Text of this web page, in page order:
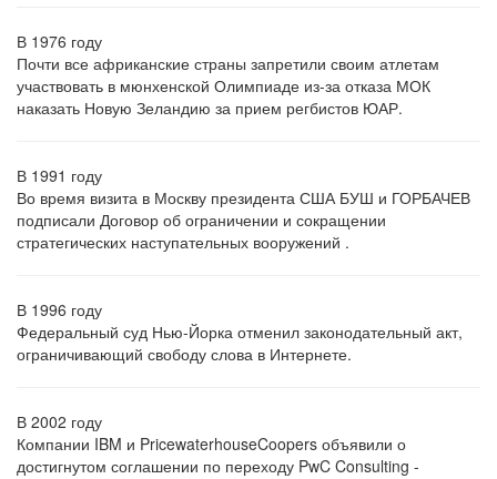
В 1976 году
Почти все африканские страны запретили своим атлетам
участвовать в мюнхенской Олимпиаде из-за отказа МОК
наказать Новую Зеландию за прием регбистов ЮАР.
В 1991 году
Во время визита в Москву президента США БУШ и ГОРБАЧЕВ
подписали Договор об ограничении и сокращении
стратегических наступательных вооружений .
В 1996 году
Федеральный суд Нью-Йорка отменил законодательный акт,
ограничивающий свободу слова в Интернете.
В 2002 году
Компании IBM и PricewaterhouseCoopers объявили о
достигнутом соглашении по переходу PwC Consulting -